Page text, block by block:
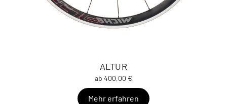
ALTUR
ab 400,00 €
Mehr erfahren